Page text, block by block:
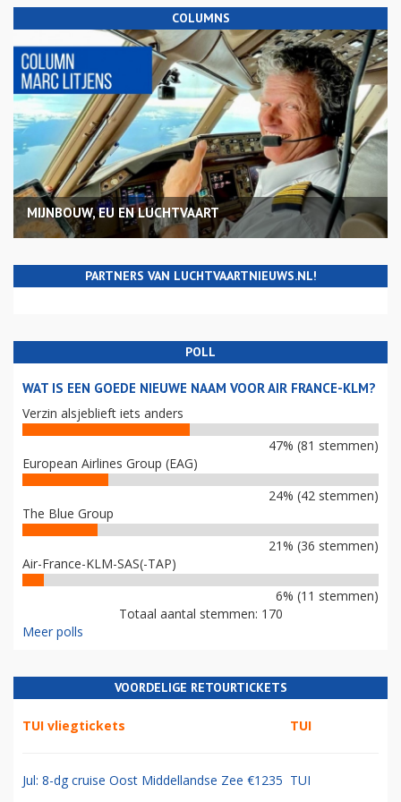
COLUMNS
MIJNBOUW, EU EN LUCHTVAART
PARTNERS VAN LUCHTVAARTNIEUWS.NL!
POLL
WAT IS EEN GOEDE NIEUWE NAAM VOOR AIR FRANCE-KLM?
Verzin alsjeblieft iets anders
47% (81 stemmen)
European Airlines Group (EAG)
24% (42 stemmen)
The Blue Group
21% (36 stemmen)
Air-France-KLM-SAS(-TAP)
6% (11 stemmen)
Totaal aantal stemmen: 170
Meer polls
VOORDELIGE RETOURTICKETS
TUI vliegtickets TUI
Jul: 8-dg cruise Oost Middellandse Zee €1235 TUI